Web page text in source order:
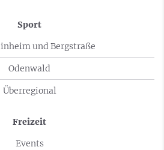
Sport
und Bergstraße
Odenwald
Überregional
Freizeit
Events